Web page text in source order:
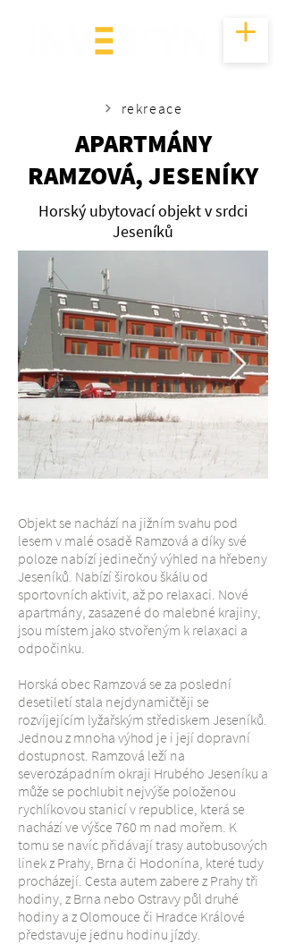
rekreace
APARTMÁNY
RAMZOVÁ, JESENÍKY
Horský ubytovací objekt v srdci
Jeseníků
Objekt se nachází na jižním svahu pod
lesem v malé osadě Ramzová a díky své
poloze nabízí jedinečný výhled na hřebeny
Jeseníků. Nabízí širokou škálu od
sportovních aktivit, až po relaxaci. Nové
apartmány, zasazené do malebné krajiny,
jsou místem jako stvořeným k relaxaci a
odpočinku.
Horská obec Ramzová se za poslední
desetiletí stala nejdynamičtěji se
rozvíjejícím lyžařským střediskem Jeseníků.
Jednou z mnoha výhod je i její dopravní
dostupnost. Ramzová leží na
severozápadním okraji Hrubého Jeseníku a
může se pochlubit nejvýše položenou
rychlíkovou stanicí v republice, která se
nachází ve výšce 760 m nad mořem. K
tomu se navíc přidávají trasy autobusových
linek z Prahy, Brna či Hodonína, které tudy
procházejí. Cesta autem zabere z Prahy tři
hodiny, z Brna nebo Ostravy půl druhé
hodiny a z Olomouce či Hradce Králové
představuje jednu hodinu jízdy.